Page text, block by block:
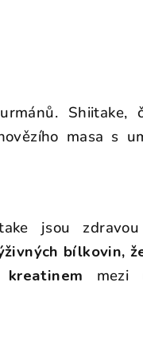
Shiitake,
masa s
jsou
bílkovin,
mezi